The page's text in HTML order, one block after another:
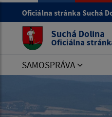
Oficiálna stránka Suchá
Suchá Dolina
Oficiálna
SAMOSPRÁVA